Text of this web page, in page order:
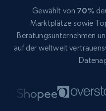
Gewählt von 70%
Marktplätze sowie
Beratungsunternehmen
auf der weltweit